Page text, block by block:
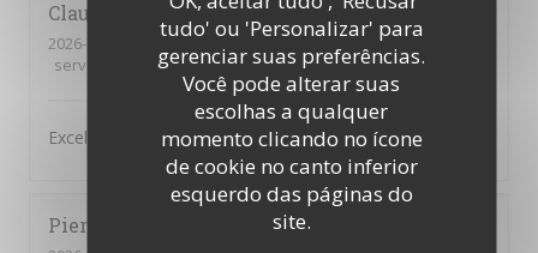
tudo' ou 'Personalizar' para
gerenciar suas preferências.
Você pode alterar suas
escolhas a qualquer
momento clicando no ícone
de cookie no canto inferior
esquerdo das páginas do
site.
Claudie
2026-07-11
- 20:00 - guests 4
service
ambience:4/5 menu :5/5 quality_price
Excellent mezze comme d‘habitude
Pierre